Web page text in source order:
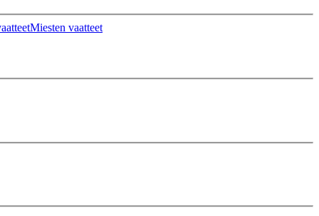
Miesten vaatteet